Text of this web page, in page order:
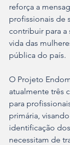
reforça a
profissionais de
contribuir para a
vida das
pública do país.
O Projeto
atualmente três
para
primária,
identificação
necessitam de